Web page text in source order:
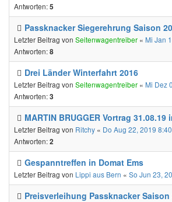
Antworten:5
Passknacker Siegerehrung Saison
Letzter Beitrag von Seitenwagentreiber « Mi Jan
Antworten:8
Drei Länder Winterfahrt 2016
Letzter Beitrag von Seitenwagentreiber « Mi Dez
Antworten:3
MARTIN BRUGGER Vortrag
Letzter Beitrag von Ritchy « Do Aug 22, 2019
Antworten:2
Gespanntreffen in Domat Ems
Letzter Beitrag von Lippi aus Bern « So Jun 23,
Preisverleihung Passknacker